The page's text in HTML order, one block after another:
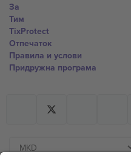
За
Тим
TixProtect
Отпечаток
Правила и услови
Придружна програма